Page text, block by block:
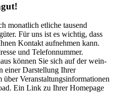
monatlich etliche tausend
Für uns ist es wichtig, dass
Kontakt aufnehmen kann.
und Telefonnummer.
können Sie sich auf der wein-
einer Darstellung Ihrer
Veranstaltungsinformationen
Ein Link zu Ihrer Homepage